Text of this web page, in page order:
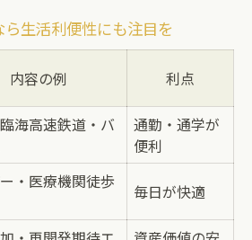
生活利便性にも注目を
内容の例 利点
海高速鉄道・バ
通勤・通学が
便利
・医療機関徒歩
毎日が快適